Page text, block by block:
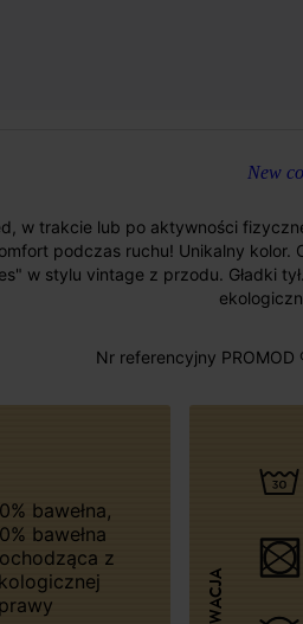
New
w trakcie lub po aktywności
podczas ruchu! Unikalny kolor.
w stylu vintage z przodu. Gładki
Nr referencyjny
bawełna
z